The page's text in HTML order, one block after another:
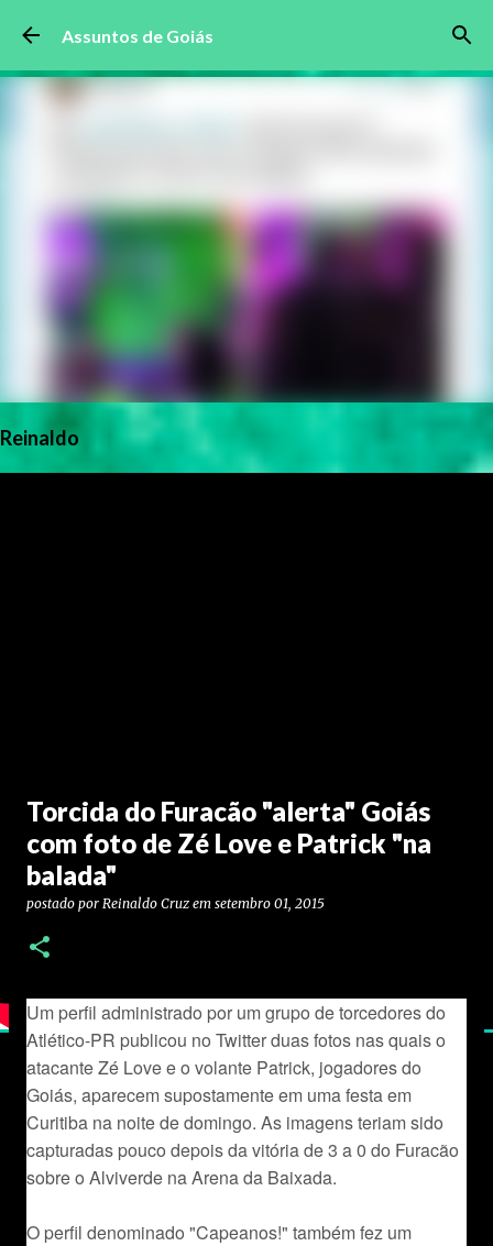
Pular para o conteúdo principal
Assuntos de Goiás
Reinaldo
Torcida do Furacão "alerta" Goiás
com foto de Zé Love e Patrick "na
balada"
postado por Reinaldo Cruz em setembro 01, 2015
Um perfil administrado por um grupo de torcedores do
Atlético-PR publicou no Twitter duas fotos nas quais o
atacante Zé Love e o volante Patrick, jogadores do
Goiás, aparecem supostamente em uma festa em
Curitiba na noite de domingo. As imagens teriam sido
capturadas pouco depois da vitória de 3 a 0 do Furacão
sobre o Alviverde na Arena da Baixada.
O perfil denominado "Capeanos!" também fez um